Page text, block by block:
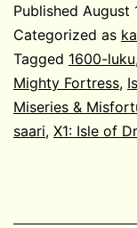
Published August
Categorized as
Tagged 1600-luku
Mighty Fortress,
Miseries &
saari, X1: Isle of